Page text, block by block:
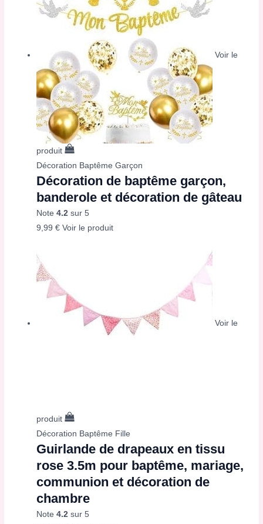
Voir le
produit
Décoration Baptême Garçon
Décoration de baptême garçon,
banderole et décoration de gâteau
Note4.2 sur 5
9,99€ Voir le produit
Voir le
produit
Décoration Baptême Fille
Guirlande de drapeaux en tissu
rose 3.5m pour baptême, mariage,
communion et décoration de
chambre
Note4.2 sur 5